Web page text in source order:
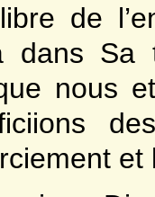
de
dans Sa
nous
et